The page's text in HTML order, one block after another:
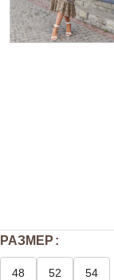
РАЗМЕР
48 52 54